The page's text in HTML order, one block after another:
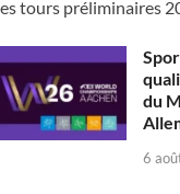
tours préliminaires
du
6